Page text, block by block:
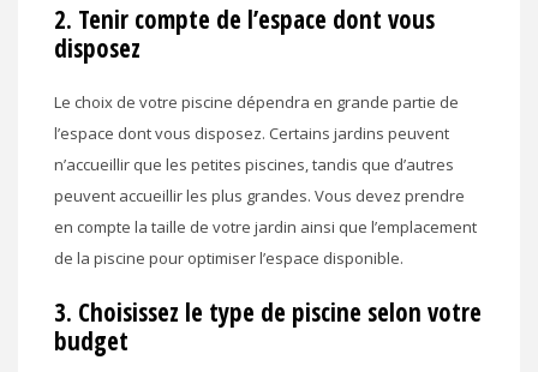
2. Tenir compte de l’espace dont vous
disposez
Le choix de votre piscine dépendra en grande partie de
l’espace dont vous disposez. Certains jardins peuvent
n’accueillir que les petites piscines, tandis que d’autres
peuvent accueillir les plus grandes. Vous devez prendre
en compte la taille de votre jardin ainsi que l’emplacement
de la piscine pour optimiser l’espace disponible.
3. Choisissez le type de piscine selon votre
budget